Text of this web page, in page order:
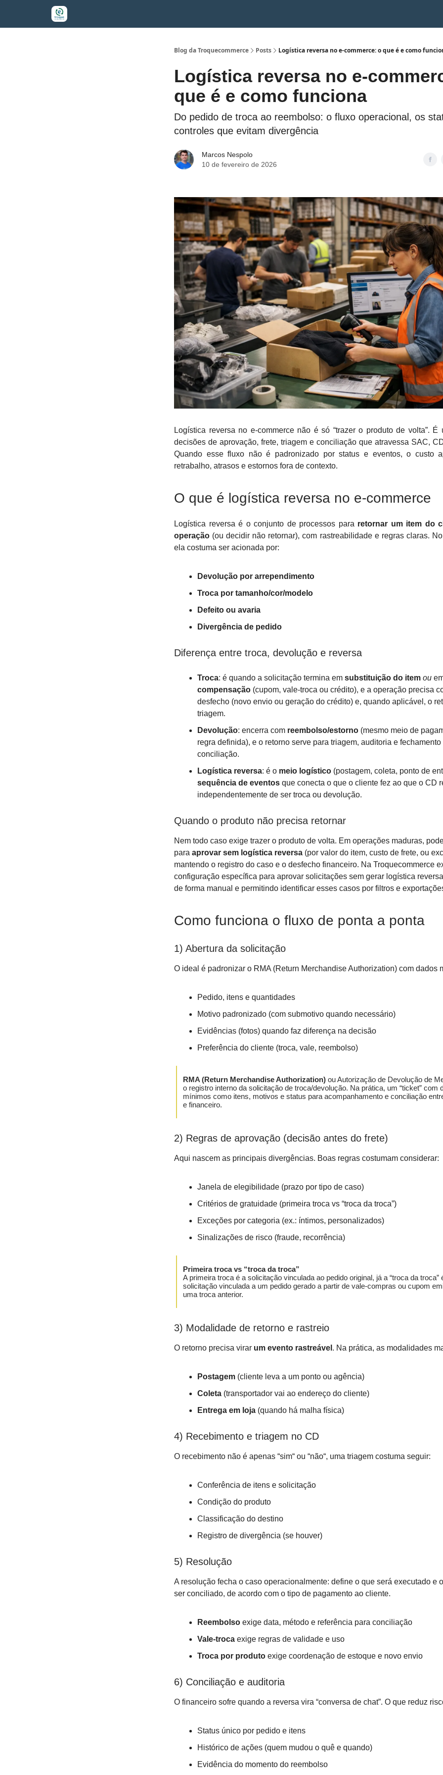
Blog da Troquecommerce Posts Logística reversa no e-commerce: o que é e como
Logística reversa no e-
que é e como funciona
Do pedido de troca ao reembolso: o fluxo operacional, os
controles que evitam divergência
Marcos Nespolo
10 de fevereiro de 2026
Logística reversa no e-commerce não é só “trazer o produto de volta”. É
decisões de aprovação, frete, triagem e conciliação que atravessa SAC,
Quando esse fluxo não é padronizado por status e eventos, o custo
retrabalho, atrasos e estornos fora de contexto.
O que é logística reversa no e-commerce
Logística reversa é o conjunto de processos para retornar um item do
operação (ou decidir não retornar), com rastreabilidade e regras claras.
ela costuma ser acionada por:
Devolução por arrependimento
Troca por tamanho/cor/modelo
Defeito ou avaria
Divergência de pedido
Diferença entre troca, devolução e reversa
Troca: é quando a solicitação termina em substituição do item ou
compensação (cupom, vale-troca ou crédito), e a operação precisa
desfecho (novo envio ou geração do crédito) e, quando aplicável, o
triagem.
Devolução: encerra com reembolso/estorno (mesmo meio de
regra definida), e o retorno serve para triagem, auditoria e fechamento
conciliação.
Logística reversa: é o meio logístico (postagem, coleta, ponto de
sequência de eventos que conecta o que o cliente fez ao que o CD
independentemente de ser troca ou devolução.
Quando o produto não precisa retornar
Nem todo caso exige trazer o produto de volta. Em operações maduras,
para aprovar sem logística reversa (por valor do item, custo de frete, ou
mantendo o registro do caso e o desfecho financeiro. Na Troquecommerce
configuração específica para aprovar solicitações sem gerar logística
de forma manual e permitindo identificar esses casos por filtros e
Como funciona o fluxo de ponta a ponta
1) Abertura da solicitação
O ideal é padronizar o RMA (Return Merchandise Authorization) com dados
Pedido, itens e quantidades
Motivo padronizado (com submotivo quando necessário)
Evidências (fotos) quando faz diferença na decisão
Preferência do cliente (troca, vale, reembolso)
RMA (Return Merchandise Authorization) ou Autorização de Devolução de
o registro interno da solicitação de troca/devolução. Na prática, um “ticket” com
mínimos como itens, motivos e status para acompanhamento e conciliação
e financeiro.
2) Regras de aprovação (decisão antes do frete)
Aqui nascem as principais divergências. Boas regras costumam considerar:
Janela de elegibilidade (prazo por tipo de caso)
Critérios de gratuidade (primeira troca vs “troca da troca”)
Exceções por categoria (ex.: íntimos, personalizados)
Sinalizações de risco (fraude, recorrência)
Primeira troca vs “troca da troca”
A primeira troca é a solicitação vinculada ao pedido original, já a “troca da troca”
solicitação vinculada a um pedido gerado a partir de vale-compras ou cupom
uma troca anterior.
3) Modalidade de retorno e rastreio
O retorno precisa virar um evento rastreável . Na prática, as modalidades
Postagem (cliente leva a um ponto ou agência)
Coleta (transportador vai ao endereço do cliente)
Entrega em loja (quando há malha física)
4) Recebimento e triagem no CD
O recebimento não é apenas “sim“ ou “não“, uma triagem costuma seguir:
Conferência de itens e solicitação
Condição do produto
Classificação do destino
Registro de divergência (se houver)
5) Resolução
A resolução fecha o caso operacionalmente: define o que será executado e
ser conciliado, de acordo com o tipo de pagamento ao cliente.
Reembolso exige data, método e referência para conciliação
Vale-troca exige regras de validade e uso
Troca por produto exige coordenação de estoque e novo envio
6) Conciliação e auditoria
O financeiro sofre quando a reversa vira “conversa de chat”. O que reduz
Status único por pedido e itens
Histórico de ações (quem mudou o quê e quando)
Evidência do momento do reembolso